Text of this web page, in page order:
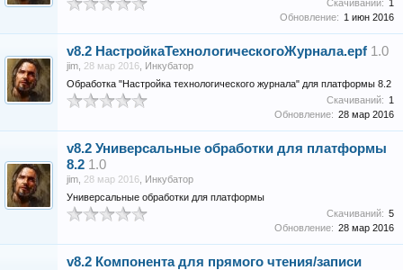
Скачиваний: 1
Обновление: 1 июн 2016
v8.2 НастройкаТехнологическогоЖурнала.epf 1.0
jim 28 мар 2016 Инкубатор
Обработка "Настройка технологического журнала" для платформы 8.2
Скачиваний: 1
Обновление: 28 мар 2016
v8.2 Универсальные обработки для платформы
8.2 1.0
jim 28 мар 2016 Инкубатор
Универсальные обработки для платформы
Скачиваний: 5
Обновление: 28 мар 2016
v8.2 Компонента для прямого чтения/записи